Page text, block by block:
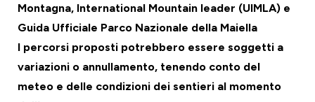
Montagna, International Mountain leader (UIMLA) e
Guida Ufficiale Parco Nazionale della Maiella
I percorsi proposti potrebbero essere soggetti a
variazioni o annullamento, tenendo conto del
meteo e delle condizioni dei sentieri al momento